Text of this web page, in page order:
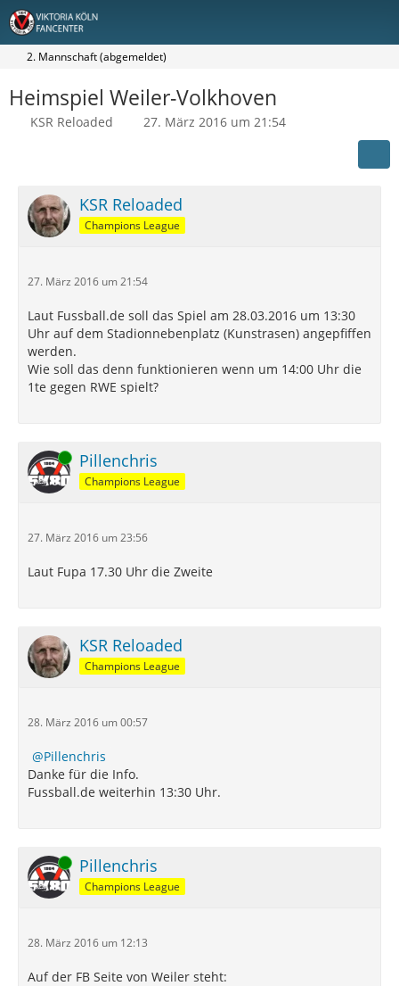
2. Mannschaft (abgemeldet)
Heimspiel Weiler-Volkhoven
KSR Reloaded 27. März 2016 um 21:54
KSR Reloaded
Champions League
27. März 2016 um 21:54
Laut Fussball.de soll das Spiel am 28.03.2016 um 13:30
Uhr auf dem Stadionnebenplatz (Kunstrasen) angepfiffen
werden.
Wie soll das denn funktionieren wenn um 14:00 Uhr die
1te gegen RWE spielt?
Online Pillenchris
Champions League
27. März 2016 um 23:56
Laut Fupa 17.30 Uhr die Zweite
KSR Reloaded
Champions League
28. März 2016 um 00:57
Pillenchris
Danke für die Info.
Fussball.de weiterhin 13:30 Uhr.
Online Pillenchris
Champions League
28. März 2016 um 12:13
Auf der FB Seite von Weiler steht: